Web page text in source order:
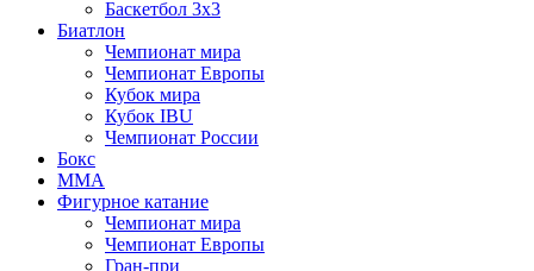
Баскетбол 3х3
Биатлон
Чемпионат мира
Чемпионат Европы
Кубок мира
Кубок IBU
Чемпионат России
Бокс
MMA
Фигурное катание
Чемпионат мира
Чемпионат Европы
Гран-при